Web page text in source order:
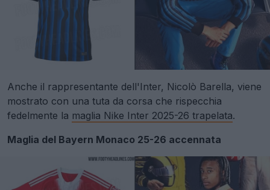
Anche il rappresentante dell'Inter, Nicolò Barella, viene
mostrato con una tuta da corsa che rispecchia
fedelmente la maglia Nike Inter 2025-26 trapelata.
Maglia del Bayern Monaco 25-26 accennata